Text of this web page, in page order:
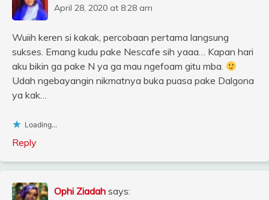
April 28, 2020 at 8:28 am
Wuiih keren si kakak, percobaan pertama langsung
sukses. Emang kudu pake Nescafe sih yaaa… Kapan hari
aku bikin ga pake N ya ga mau ngefoam gitu mba.
Udah ngebayangin nikmatnya buka puasa pake Dalgona
ya kak…
Loading...
Reply
Ophi Ziadah says: